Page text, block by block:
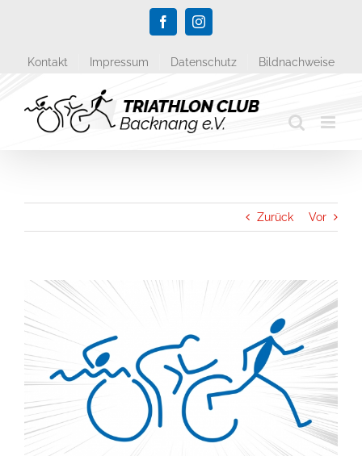
FacebookInstagram
Kontakt Impressum Datenschutz Bildnachweise
Zurück Vor
Zeige
grösseres
Bild